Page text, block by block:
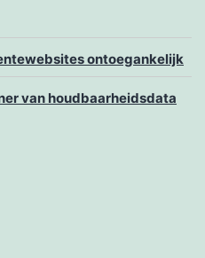
ontoegankelijk
van houdbaarheidsdata